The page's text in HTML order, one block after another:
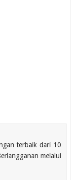
terbaik dari 10
melalui